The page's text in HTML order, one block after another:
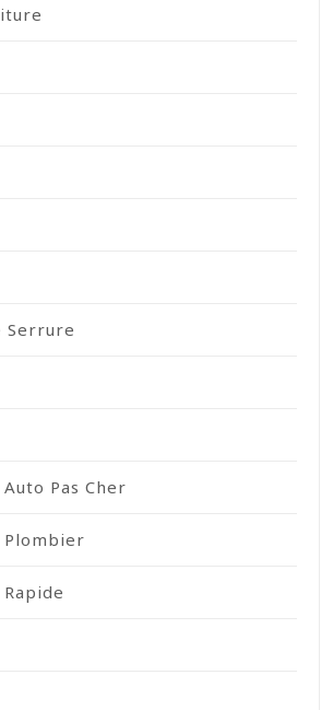
Serrure
Pas Cher
Plombier